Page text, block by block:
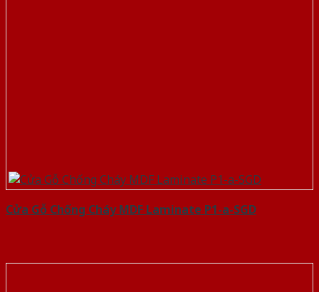
Cửa Gỗ Chống Cháy MDF Laminate P1-a-SGD